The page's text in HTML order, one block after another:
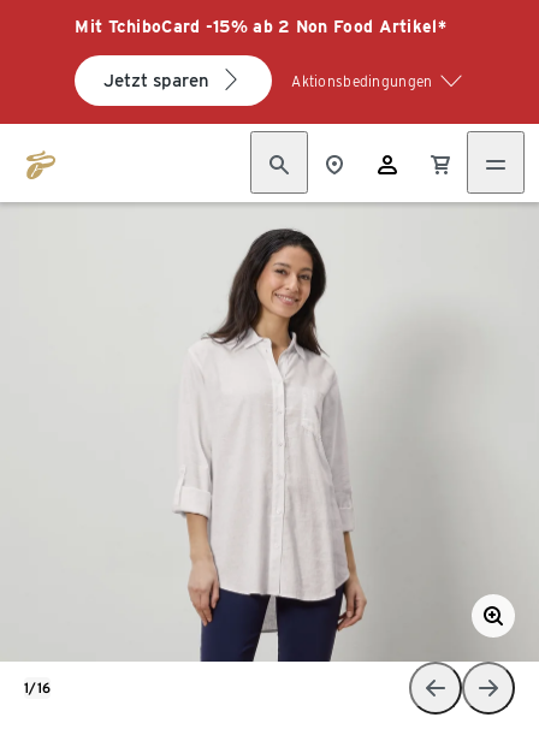
Mit TchiboCard -15% ab 2 Non Food Artikel*
Jetzt sparen Aktionsbedingungen
1/16